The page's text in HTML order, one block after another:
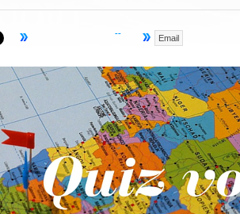
Email